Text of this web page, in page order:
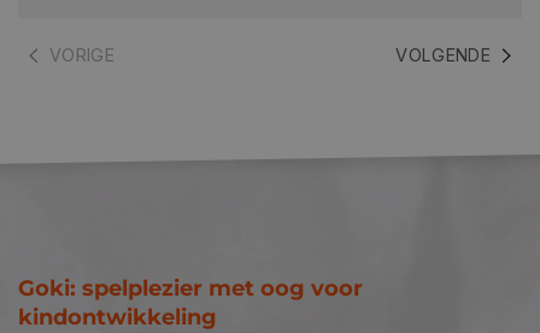
VORIGE VOLGENDE
Goki: spelplezier met oog voor
kindontwikkeling